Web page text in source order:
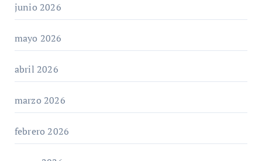
junio 2026
mayo 2026
abril 2026
marzo 2026
febrero 2026